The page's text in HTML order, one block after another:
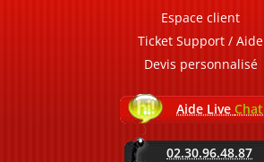
Espace client
Ticket Support / Aide
Devis personnalisé
Aide Live Chat
02.30.96.48.87